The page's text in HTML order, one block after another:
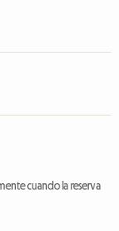
cuando la reserva